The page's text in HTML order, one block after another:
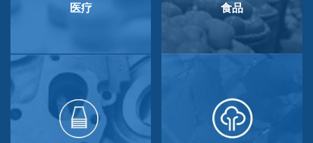
医疗 食品